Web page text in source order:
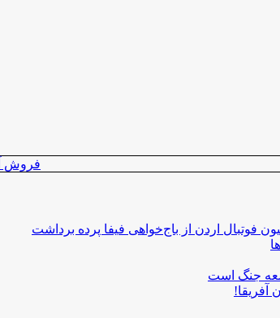
فروش
فوتبال اردن از باج‌خواهی فیفا پرده برداشت
جنگ است